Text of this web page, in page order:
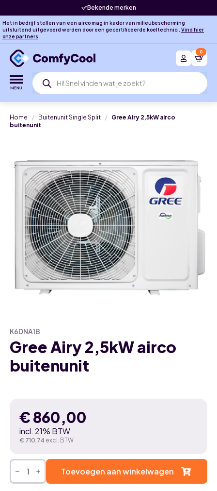
Bekende merken
Het in bedrijf stellen van een airco mag in kader van milieubescherming
uitsluitend uitgevoerd worden door een gecertificeerde koeltechnici. Vind hier
onze partners.
Producten
zoeken
0
Home Buitenunit Single Split
Gree Airy 2,5kW airco
buitenunit
K6DNA1B
Gree Airy 2,5kW airco
buitenunit
€860,00
incl. 21% BTW
€ 710,74 excl. BTW
Gree
Airy
2,5kW
airco
Toevoegen aan winkelwagen